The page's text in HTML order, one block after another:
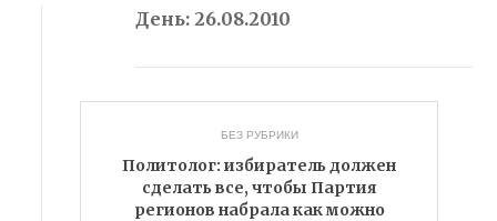
День:26.08.2010
БЕЗ РУБРИКИ
Политолог: избиратель должен
сделать все, чтобы Партия
регионов набрала как можно